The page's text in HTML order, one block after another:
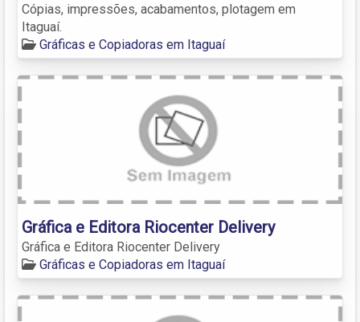
Cópias, impressões, acabamentos, plotagem em
Itaguaí.
Gráficas e Copiadoras em Itaguaí
Gráfica e Editora Riocenter Delivery
Gráfica e Editora Riocenter Delivery
Gráficas e Copiadoras em Itaguaí